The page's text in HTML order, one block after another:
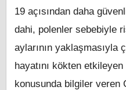
19 açısından daha
dahi, polenler sebebiyle
aylarının
hayatını kökten
konusunda bilgiler veren